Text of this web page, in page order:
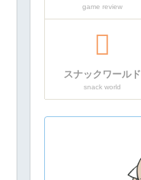
game review
スナックワールド
snack world